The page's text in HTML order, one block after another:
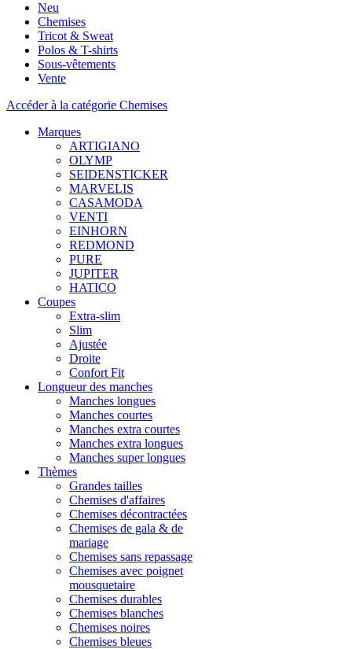
Neu
Chemises
Tricot & Sweat
Polos & T-shirts
Sous-vêtements
Vente
Accéder à la catégorie Chemises
Marques
ARTIGIANO
OLYMP
SEIDENSTICKER
MARVELIS
CASAMODA
VENTI
EINHORN
REDMOND
PURE
JUPITER
HATICO
Coupes
Extra-slim
Slim
Ajustée
Droite
Confort Fit
Longueur des manches
Manches longues
Manches courtes
Manches extra courtes
Manches extra longues
Manches super longues
Thèmes
Grandes tailles
Chemises d'affaires
Chemises décontractées
Chemises de gala & de
mariage
Chemises sans repassage
Chemises avec poignet
mousquetaire
Chemises durables
Chemises blanches
Chemises noires
Chemises bleues